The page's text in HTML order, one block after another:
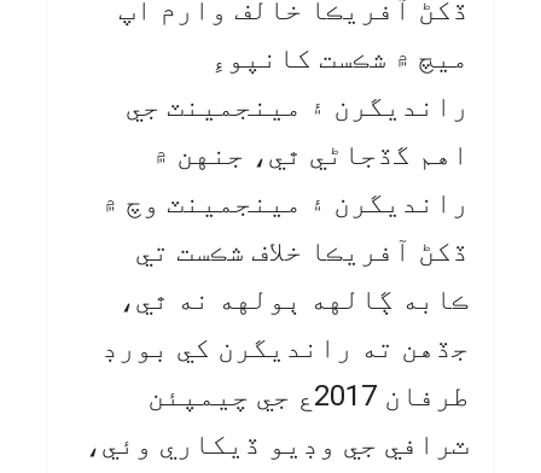
ڏکڻ آفريڪا خالف وارم اپ
ميچ ۾ شڪست کانپوءِ
رانديگرن ۽ مينجمينٽ جي
اهم گڏجاڻي ٿي، جنهن ۾
رانديگرن ۽ مينجمينٽ وچ ۾
ڏکڻ آفريڪا خلاف شڪست تي
ڪابه ڳالهه ٻولهه نه ٿي،
جڏهن ته رانديگرن کي بورڊ
طرفان 2017ع جي چيمپئن
ٽرافي جي وڊيو ڏيکاري وئي،